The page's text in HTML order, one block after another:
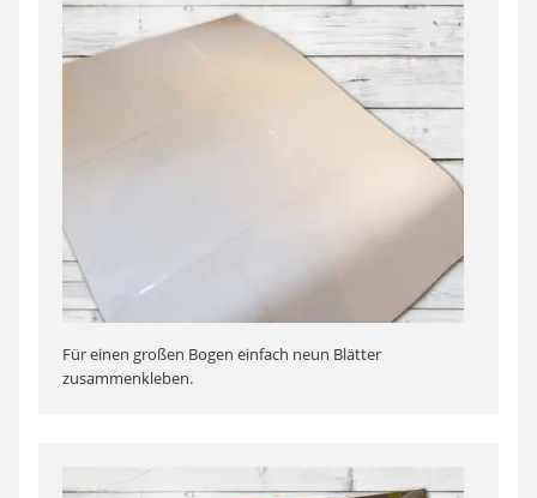
Für einen großen Bogen einfach neun Blätter
zusammenkleben.